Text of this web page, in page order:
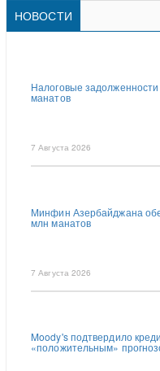
НОВОСТИ
Налоговые
манатов
7 Августа 2026
Минфин Азербайджана
млн манатов
7 Августа 2026
Moody's подтвердило
«положительным»